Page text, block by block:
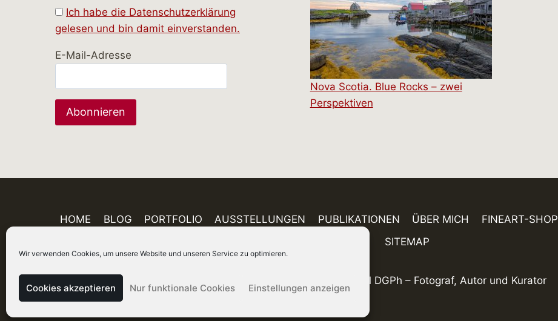
Wir verwenden Cookies, um unsere Website und unseren Service zu optimieren.
Cookies akzeptieren Nur funktionale Cookies Einstellungen anzeigen
Ich habe die Datenschutzerklärung
gelesen und bin damit einverstanden.
E-Mail-Adresse
Nova Scotia. Blue Rocks – zwei
Perspektiven
HOME BLOG PORTFOLIO AUSSTELLUNGEN PUBLIKATIONEN ÜBER MICH FINEART-SHOP
SITEMAP
© 2026 Holger Rüdel DGPh – Fotograf, Autor und Kurator